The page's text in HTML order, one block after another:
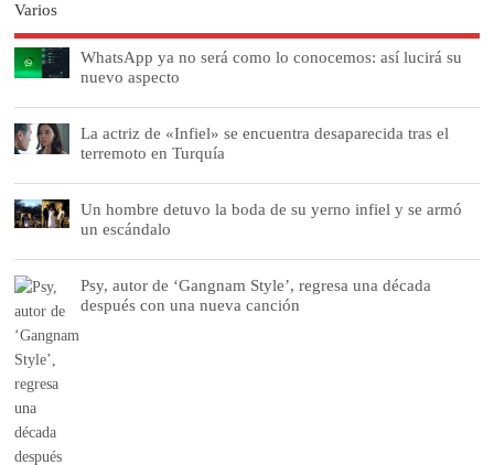
Varios
WhatsApp ya no será como lo conocemos: así lucirá su
nuevo aspecto
La actriz de «Infiel» se encuentra desaparecida tras el
terremoto en Turquía
Un hombre detuvo la boda de su yerno infiel y se armó
un escándalo
Psy, autor de ‘Gangnam Style’, regresa una década
después con una nueva canción